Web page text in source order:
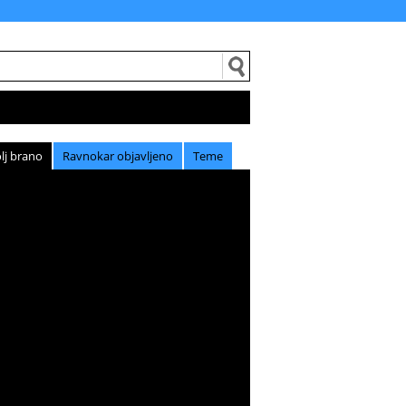
brano Ravnokar objavljeno Teme